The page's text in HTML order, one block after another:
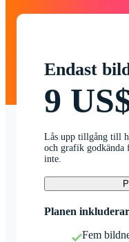
Endast
9
Lås upp tillgång till
och grafik
inte.
Planen
Fem